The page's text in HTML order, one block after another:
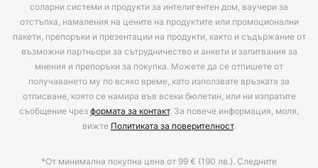
соларни системи и продукти за интелигентен дом, ваучери за
отстъпка, намаления на цените на продуктите или промоционални
пакети, препоръки и презентации на продукти, както и съдържание от
възможни партньори за сътрудничество и анкети и запитвания за
мнения и препоръки за покупка. Можете да се отпишете от
получаването му по всяко време, като използвате връзката за
отписване, която се намира във всеки бюлетин, или ни изпратите
съобщение чрезформата за контакт. За повече информация, моля,
вижте Политиката за поверителност.
*От минимална покупна цена от 99 € (190 лв.). Следните